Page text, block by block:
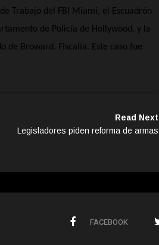
Trabajo del FBI Miami, el Escuadrón
de Policía de Hollywood, y la
de Broward. Fiscalía. Este caso fue
Read Next
Legisladores piden reforma de armas
FACEBOOK